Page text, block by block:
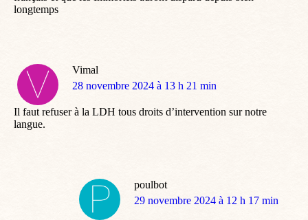
longtemps
Vimal
dit
28 novembre 2024 à 13 h 21 min
Il faut refuser à la LDH tous droits d’intervention sur notre
langue.
poulbot
dit
29 novembre 2024 à 12 h 17 min